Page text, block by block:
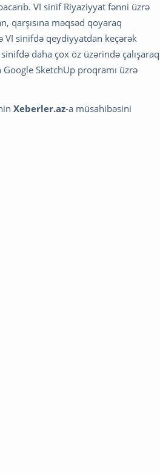
VI sinif Riyaziyyat fənni üzrə
qarşısına məqsəd qoyaraq
VI sinifdə qeydiyyatdan keçərək
daha çox öz üzərində çalışaraq
SketchUp proqramı üzrə
Xeberler.az-a müsahibəsini